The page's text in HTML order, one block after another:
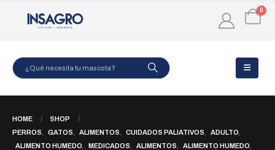
0
HOME
SHOP
PERROS
GATOS ALIMENTOS CUIDADOS PALIATIVOS ADULTO
ALIMENTO HUMEDO
MEDICADOS ALIMENTOS ALIMENTO HUMEDO